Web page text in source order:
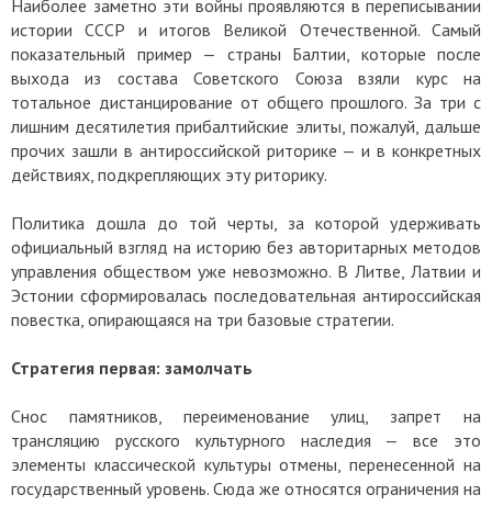
Наиболее заметно эти войны проявляются в переписывании
истории СССР и итогов Великой Отечественной. Самый
показательный пример — страны Балтии, которые после
выхода из состава Советского Союза взяли курс на
тотальное дистанцирование от общего прошлого. За три с
лишним десятилетия прибалтийские элиты, пожалуй, дальше
прочих зашли в антироссийской риторике — и в конкретных
действиях, подкрепляющих эту риторику.
Политика дошла до той черты, за которой удерживать
официальный взгляд на историю без авторитарных методов
управления обществом уже невозможно. В Литве, Латвии и
Эстонии сформировалась последовательная антироссийская
повестка, опирающаяся на три базовые стратегии.
Стратегия первая: замолчать
Снос памятников, переименование улиц, запрет на
трансляцию русского культурного наследия — все это
элементы классической культуры отмены, перенесенной на
государственный уровень. Сюда же относятся ограничения на